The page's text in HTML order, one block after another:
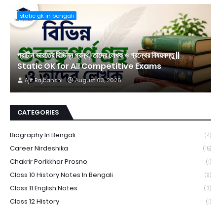
static gk in bengali
প্রাচীন ভারতের বিভিন্ন গ্রন্থ, তাদের লেখক ও গ্রন্থের বিষয়বস্তু ||
Static GK for All Competitive Exams
Ajit Rajbanshi August 03, 2026
CATEGORIES
Biography In Bengali (4)
Career Nirdeshika (15)
Chakrir Porikkhar Prosno (1)
Class 10 History Notes In Bengali (9)
Class 11 English Notes (3)
Class 12 History (1)